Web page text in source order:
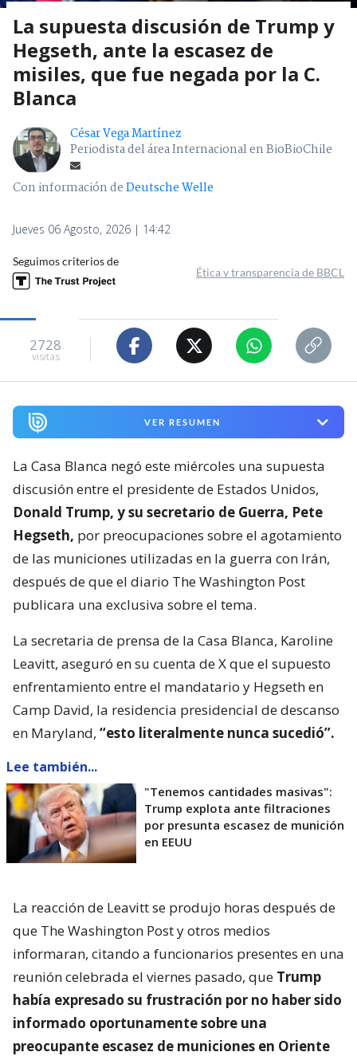
La supuesta discusión de Trump y
Hegseth, ante la escasez de
misiles, que fue negada por la C.
Blanca
César Vega Martínez
Periodista del área Internacional en BioBioChile
Con información deDeutsche Welle
Jueves 06 Agosto, 2026 | 14:42
Seguimos criterios de
Ética y transparencia de BBCL
2728
visitas
VER RESUMEN
La Casa Blanca negó este miércoles una supuesta
discusión entre el presidente de Estados Unidos,
Donald Trump, y su secretario de Guerra, Pete
Hegseth, por preocupaciones sobre el agotamiento
de las municiones utilizadas en la guerra con Irán,
después de que el diario The Washington Post
publicara una exclusiva sobre el tema.
La secretaria de prensa de la Casa Blanca, Karoline
Leavitt, aseguró en su cuenta de X que el supuesto
enfrentamiento entre el mandatario y Hegseth en
Camp David, la residencia presidencial de descanso
en Maryland, “esto literalmente nunca sucedió”.
Lee también...
"Tenemos cantidades masivas":
Trump explota ante filtraciones
por presunta escasez de munición
en EEUU
La reacción de Leavitt se produjo horas después de
que The Washington Post y otros medios
informaran, citando a funcionarios presentes en una
reunión celebrada el viernes pasado, que Trump
había expresado su frustración por no haber sido
informado oportunamente sobre una
preocupante escasez de municiones en Oriente